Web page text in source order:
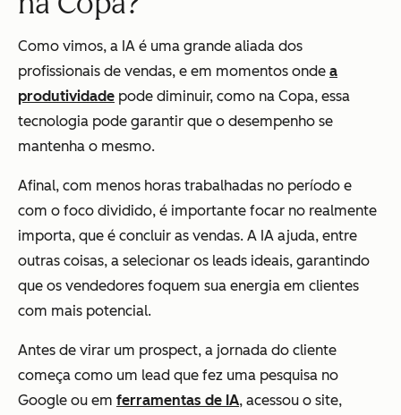
Como vimos, a IA é uma grande aliada dos
profissionais de vendas, e em momentos onde a
produtividade pode diminuir, como na Copa, essa
tecnologia pode garantir que o desempenho se
mantenha o mesmo.
Afinal, com menos horas trabalhadas no período e
com o foco dividido, é importante focar no realmente
importa, que é concluir as vendas. A IA ajuda, entre
outras coisas, a selecionar os leads ideais, garantindo
que os vendedores foquem sua energia em clientes
com mais potencial.
Antes de virar um prospect, a jornada do cliente
começa como um lead que fez uma pesquisa no
Google ou em ferramentas de IA, acessou o site,